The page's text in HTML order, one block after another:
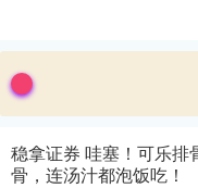
稳拿证券 哇塞！可乐排
骨，连汤汁都泡饭吃！